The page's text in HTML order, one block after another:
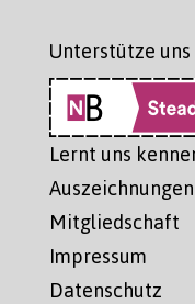
Unterstütze uns
Lernt uns
Auszeichnungen
Mitgliedschaft
Impressum
Datenschutz